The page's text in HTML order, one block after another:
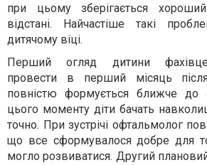
при цьому зберігається
відстані. Найчастіше такі
дитячому віці.
Перший огляд дитини
провести в перший місяць
повністю формується ближче до
цього моменту діти бачать
точно. При зустрічі офтальмолог
що все сформувалося добре для
могло розвиватися. Другий